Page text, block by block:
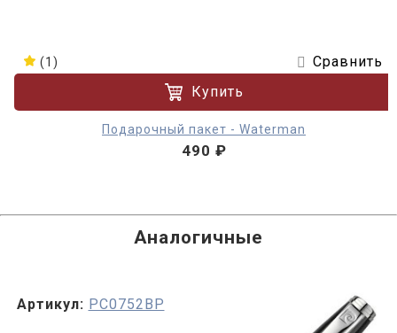
(1)
Сравнить
Купить
Подарочный пакет - Waterman
490 ₽
Аналогичные
Артикул: PC0752BP